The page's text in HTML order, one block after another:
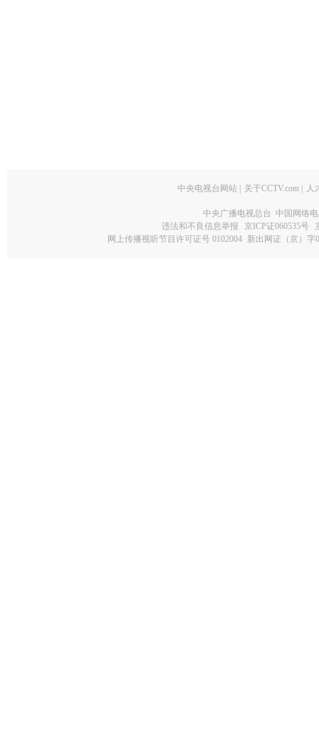
中央电视台网站 关于CCTV.com 人
中央广播电视总台 中国网络
违法和不良信息举报
京ICP证060535号
网上传播视听节目许可证号 0102004 新出网证（京）